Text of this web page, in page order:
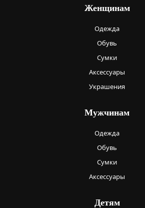
Женщинам
Одежда
Обувь
Сумки
Аксессуары
Украшения
Мужчинам
Одежда
Обувь
Сумки
Аксессуары
Детям